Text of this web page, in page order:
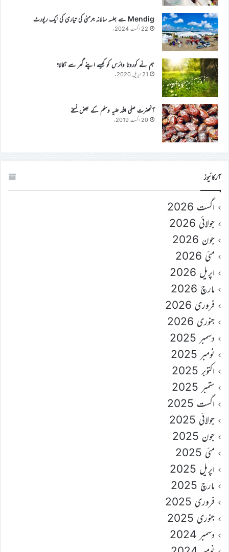
Mendig سے جلسہ سالانہ جرمنی کی تیاری کی ایک رپورٹ
22 اگست 2024ء
ہم نے کورونا وائرس کو کیسے اپنے گھر سے نکالا؟
21 اپریل 2020ء
آنحضرت صلی اللہ علیہ وسلم کے بعض نسخے
20 اگست 2019ء
آرکائیوز
اگست 2026
جولائی 2026
جون 2026
مئی 2026
اپریل 2026
مارچ 2026
فروری 2026
جنوری 2026
دسمبر 2025
نومبر 2025
اکتوبر 2025
ستمبر 2025
اگست 2025
جولائی 2025
جون 2025
مئی 2025
اپریل 2025
مارچ 2025
فروری 2025
جنوری 2025
دسمبر 2024